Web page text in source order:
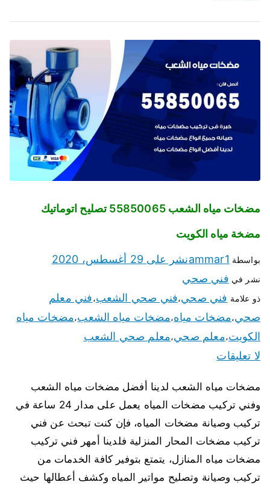
مضخات مياه الشعب 55850065 تصليح اتوماتيك
مضخة مياه الكويت
بواسطة ammar1نشر على 29 أغسطس، 2020
نشر في فني صحي
ذو علامة فني صحي،فني صحي الشعب،فني معلم
صحي،مضخات مياه،مضخات مياه الشعب،مضخات مياه
الكويت،معلم صحي،معلم صحي الشعب
لا تعليقات
مضخات مياه الشعب لدينا أفضل مضخات مياه الشعب
وفني تركيب مضخات المياه يعمل على مدار 24 ساعة في
تركيب وصيانة مضخات المياه، فإن كنت تبحث عن فني
تركيب مضخات المحار المنزلية فلدينا أمهر فني تركيب
مضخات مياه المنازل، يتمتع بتوفير كافة الخدمات من
تركيب وصيانة وتصليح مواتير المياه وكشف أعطالها حيث